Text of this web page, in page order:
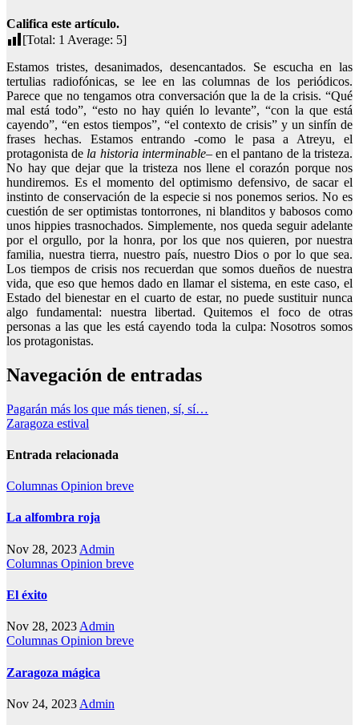
Califica este artículo.
[Total: 1 Average: 5]
Estamos tristes, desanimados, desencantados. Se escucha en las
tertulias radiofónicas, se lee en las columnas de los periódicos.
Parece que no tengamos otra conversación que la de la crisis. “Qué
mal está todo”, “esto no hay quién lo levante”, “con la que está
cayendo”, “en estos tiempos”, “el contexto de crisis” y un sinfín de
frases hechas. Estamos entrando -como le pasa a Atreyu, el
protagonista de la historia interminable– en el pantano de la tristeza.
No hay que dejar que la tristeza nos llene el corazón porque nos
hundiremos. Es el momento del optimismo defensivo, de sacar el
instinto de conservación de la especie si nos ponemos serios. No es
cuestión de ser optimistas tontorrones, ni blanditos y babosos como
unos hippies trasnochados. Simplemente, nos queda seguir adelante
por el orgullo, por la honra, por los que nos quieren, por nuestra
familia, nuestra tierra, nuestro país, nuestro Dios o por lo que sea.
Los tiempos de crisis nos recuerdan que somos dueños de nuestra
vida, que eso que hemos dado en llamar el sistema, en este caso, el
Estado del bienestar en el cuarto de estar, no puede sustituir nunca
algo fundamental: nuestra libertad. Quitemos el foco de otras
personas a las que les está cayendo toda la culpa: Nosotros somos
los protagonistas.
Navegación de entradas
Pagarán más los que más tienen, sí, sí…
Zaragoza estival
Entrada relacionada
Columnas Opinion breve
La alfombra roja
Nov 28, 2023 Admin
Columnas Opinion breve
El éxito
Nov 28, 2023 Admin
Columnas Opinion breve
Zaragoza mágica
Nov 24, 2023 Admin